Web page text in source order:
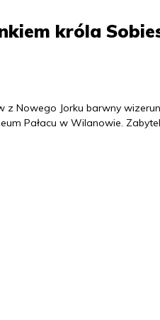
króla
Nowego Jorku barwny
Pałacu w Wilanowie.